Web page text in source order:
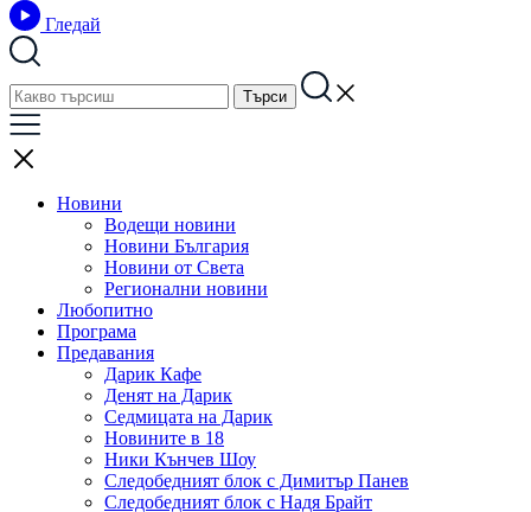
Гледай
Новини
Водещи новини
Новини България
Новини от Света
Регионални новини
Любопитно
Програма
Предавания
Дарик Кафе
Денят на Дарик
Седмицата на Дарик
Новините в 18
Ники Кънчев Шоу
Следобедният блок с Димитър Панев
Следобедният блок с Надя Брайт